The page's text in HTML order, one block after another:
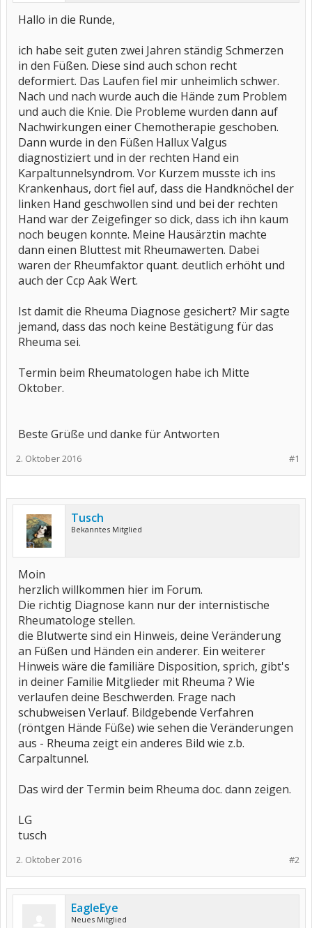
Hallo in die Runde,
ich habe seit guten zwei Jahren ständig Schmerzen
in den Füßen. Diese sind auch schon recht
deformiert. Das Laufen fiel mir unheimlich schwer.
Nach und nach wurde auch die Hände zum Problem
und auch die Knie. Die Probleme wurden dann auf
Nachwirkungen einer Chemotherapie geschoben.
Dann wurde in den Füßen Hallux Valgus
diagnostiziert und in der rechten Hand ein
Karpaltunnelsyndrom. Vor Kurzem musste ich ins
Krankenhaus, dort fiel auf, dass die Handknöchel der
linken Hand geschwollen sind und bei der rechten
Hand war der Zeigefinger so dick, dass ich ihn kaum
noch beugen konnte. Meine Hausärztin machte
dann einen Bluttest mit Rheumawerten. Dabei
waren der Rheumfaktor quant. deutlich erhöht und
auch der Ccp Aak Wert.
Ist damit die Rheuma Diagnose gesichert? Mir sagte
jemand, dass das noch keine Bestätigung für das
Rheuma sei.
Termin beim Rheumatologen habe ich Mitte
Oktober.
Beste Grüße und danke für Antworten
#1
2. Oktober 2016
Tusch
Bekanntes Mitglied
Moin
herzlich willkommen hier im Forum.
Die richtig Diagnose kann nur der internistische
Rheumatologe stellen.
die Blutwerte sind ein Hinweis, deine Veränderung
an Füßen und Händen ein anderer. Ein weiterer
Hinweis wäre die familiäre Disposition, sprich, gibt's
in deiner Familie Mitglieder mit Rheuma ? Wie
verlaufen deine Beschwerden. Frage nach
schubweisen Verlauf. Bildgebende Verfahren
(röntgen Hände Füße) wie sehen die Veränderungen
aus - Rheuma zeigt ein anderes Bild wie z.b.
Carpaltunnel.
Das wird der Termin beim Rheuma doc. dann zeigen.
LG
tusch
#2
2. Oktober 2016
EagleEye
Neues Mitglied